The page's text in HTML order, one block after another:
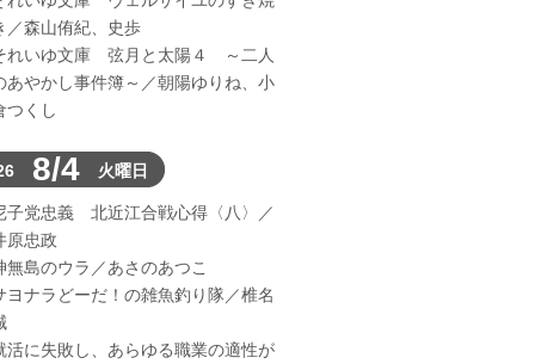
／森山侑紀、史歩
れいゆ文庫 弦月と太陽４ ～二人
あやかし事件簿～／朝陽ゆりね、小
つくし
8/4 火曜日
子党忠義 北近江合戦心得〈八〉／
原忠政
無島のウラ／あさのあつこ
ヨナラどーだ！の雑魚釣り隊／椎名
活に失敗し、あらゆる職業の適性が